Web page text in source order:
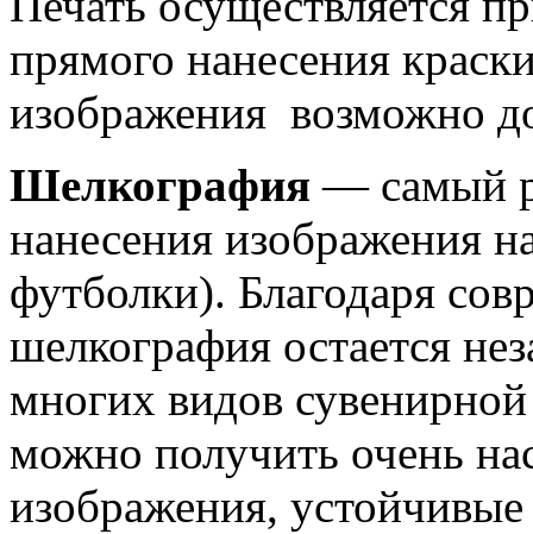
прямого нанесения
изображения возможно
Шелкография — самый
нанесения изображения
футболки). Благодаря
шелкография остается
многих видов
можно получить очень
изображения,